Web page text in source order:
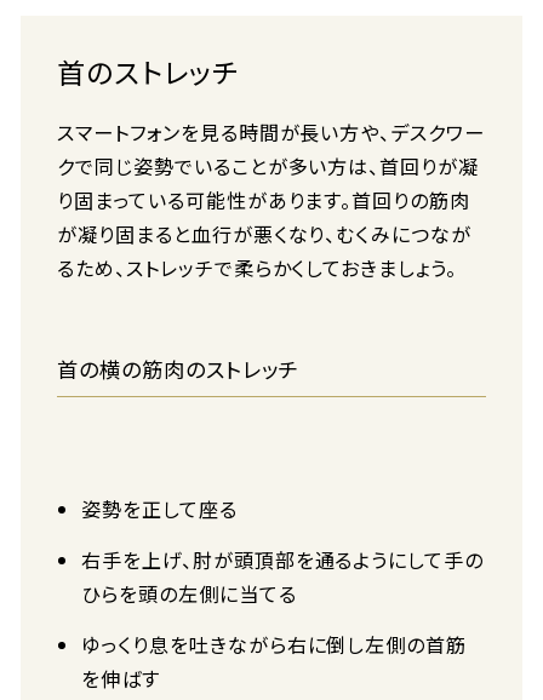
首のストレッチ
スマートフォンを見る時間が長い方や、デスクワー
クで同じ姿勢でいることが多い方は、首回りが凝
り固まっている可能性があります。首回りの筋肉
が凝り固まると血行が悪くなり、むくみにつなが
るため、ストレッチで柔らかくしておきましょう。
首の横の筋肉のストレッチ
姿勢を正して座る
右手を上げ、肘が頭頂部を通るようにして手の
ひらを頭の左側に当てる
ゆっくり息を吐きながら右に倒し左側の首筋
を伸ばす